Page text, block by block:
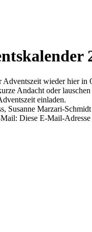
wieder hier
Andacht oder
einladen.
Susanne Marzari-Schmidt
Diese E-Mail-Adresse